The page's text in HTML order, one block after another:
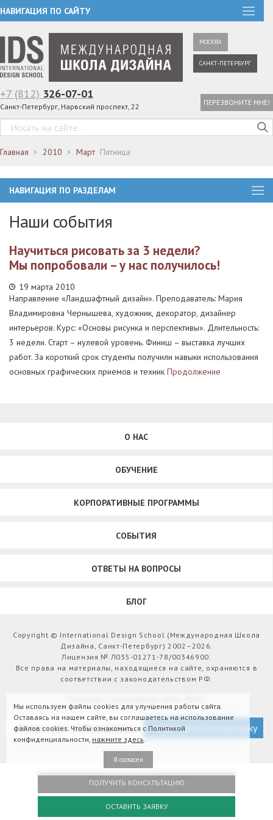
НАВИГАЦИЯ ПО САЙТУ
МОСКВА
САНКТ-ПЕТЕРБУРГ
+7 (812) 326-07-01
Санкт-Петербург, Нарвский проспект, 22 ПЕРЕЗВОНИТЕ МНЕ!
Главная 2010 Март Пятница
НАВИГАЦИЯ ПО РАЗДЕЛАМ
Наши события
Научиться рисовать за 3 недели?
Мы попробовали – у нас получилось!
19 марта 2010
Направление «Ландшафтный дизайн». Преподаватель: Мария
Владимировна Чернышева, художник, декоратор, дизайнер
интерьеров. Курс: «Основы рисунка и перспективы». Длительность:
3 недели. Старт – нулевой уровень. Финиш – выставка лучших
работ. За короткий срок студенты получили навыки использования
основных графических приемов и техник Продолжение
О НАС
ОБУЧЕНИЕ
КОРПОРАТИВНЫЕ ПРОГРАММЫ
СОБЫТИЯ
ОТВЕТЫ НА ВОПРОСЫ
БЛОГ
Copyright © International Design School (Международная Школа
Дизайна, Санкт-Петербург) 2002–2026.
Лицензия № Л035-01271-78/00346900.
Все права на материалы, находящиеся на сайте, охраняются в
соответствии с законодательством РФ.
Версия для слабовидящих Подписаться на рассылку
ПОЛУЧИТЬ КОНСУЛЬТАЦИЮ
ОСТАВИТЬ ЗАЯВКУ
Мы используем файлы cookies для улучшения работы сайта.
Оставаясь на нашем сайте, вы соглашаетесь на использование
файлов cookies. Чтобы ознакомиться с Политикой
конфиденциальности, нажмите здесь.
Я согласен